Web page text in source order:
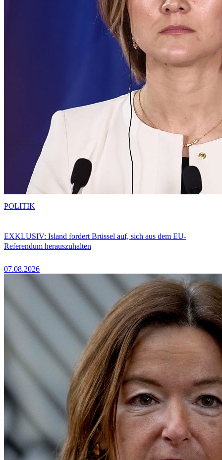
EXKLUSIV: Island fordert Brüssel auf, sich aus dem EU-
Referendum herauszuhalten
07.08.2026
POLITIK